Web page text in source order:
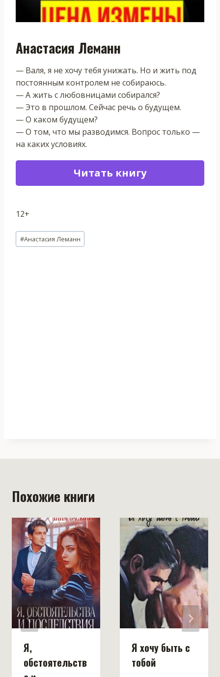
Анастасия Леманн
— Валя, я не хочу тебя унижать. Но и жить под
постоянным контролем не собираюсь.
— А жить с любовницами собирался?
— Это в прошлом. Сейчас речь о будущем.
— О каком будущем?
— О том, что мы разводимся. Вопрос только —
на каких условиях.
Читать книгу
12+
Метки
записи:
#Анастасия Леманн
Похожие книги
Я,
обстоятельств
Я хочу быть с
тобой